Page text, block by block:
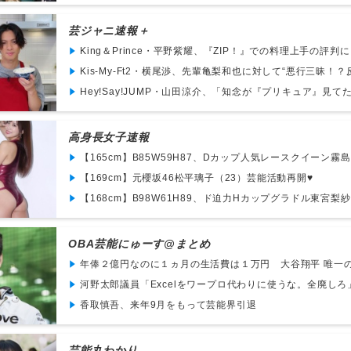
芸ジャニ速報＋
King＆Prince・平野紫耀、『ZIP！』での料理上手の評判
Kis-My-Ft2・横尾渉、先輩亀梨和也に対して“悪行三昧！？
Hey!Say!JUMP・山田涼介、「知念が『プリキュア』見て
高身長女子速報
【165cm】B85W59H87、Dカップ人気レースクイーン霧
【169cm】元櫻坂46松平璃子（23）芸能活動再開♥
【168cm】B98W61H89、ド迫力Hカップグラドル東宮梨
OBA芸能にゅーす@まとめ
年俸２億円なのに１ヵ月の生活費は１万円 大谷翔平 唯一
河野太郎議員「Excelをワープロ代わりに使うな。全廃しろ
香取慎吾、来年9月をもって芸能界引退